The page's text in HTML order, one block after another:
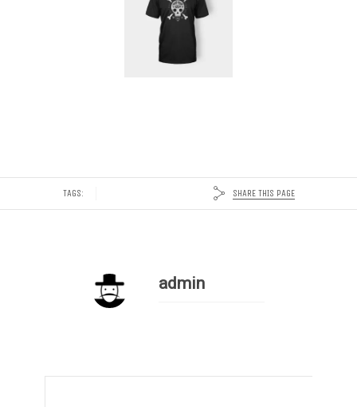
TAGS: SHARE THIS PAGE
admin